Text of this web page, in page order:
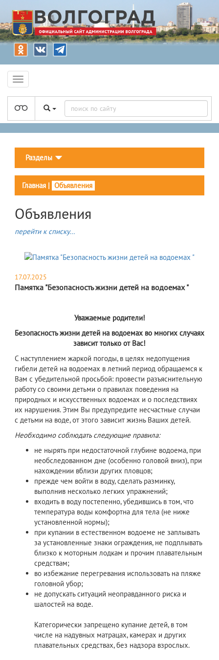
Разделы
Главная | Объявления
Объявления
перейти к списку...
17.07.2025
Памятка "Безопасность жизни детей на водоемах "
Уважаемые родители!
Безопасность жизни детей на водоемах во многих случаях
зависит только от Вас!
С наступлением жаркой погоды, в целях недопущения
гибели детей на водоемах в летний период обращаемся к
Вам с убедительной просьбой: провести разъяснительную
работу со своими детьми о правилах поведения на
природных и искусственных водоемах и о последствиях
их нарушения. Этим Вы предупредите несчастные случаи
с детьми на воде, от этого зависит жизнь Ваших детей.
Необходимо соблюдать следующие правила:
не нырять при недостаточной глубине водоема, при
необследованном дне (особенно головой вниз), при
нахождении вблизи других пловцов;
прежде чем войти в воду, сделать разминку,
выполнив несколько легких упражнений;
входить в воду постепенно, убедившись в том, что
температура воды комфортна для тела (не ниже
установленной нормы);
при купании в естественном водоеме не заплывать
за установленные знаки ограждения, не подплывать
близко к моторным лодкам и прочим плавательным
средствам;
во избежание перегревания использовать на пляже
головной убор;
не допускать ситуаций неоправданного риска и
шалостей на воде.
Категорически запрещено купание детей, в том
числе на надувных матрацах, камерах и других
плавательных средствах, без надзора взрослых.